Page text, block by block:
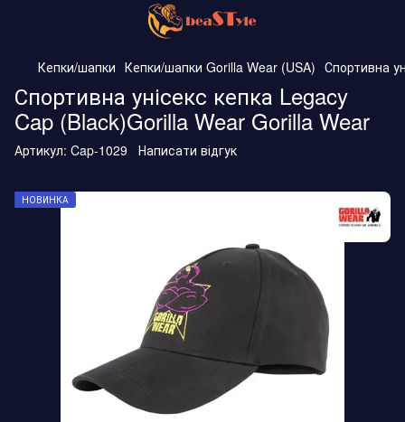
Кепки/шапки Кепки/шапки Gorilla Wear (USA) Спортивна
Спортивна унісекс кепка Legacy
Cap (Black)Gorilla Wear Gorilla Wear
Артикул: Cap-1029 Написати відгук
НОВИНКА